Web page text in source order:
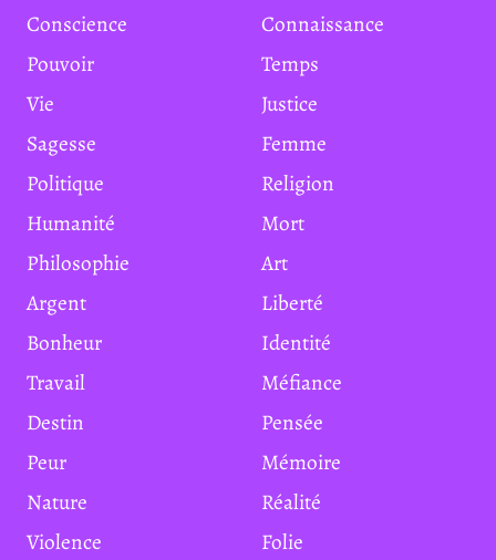
Conscience
Connaissance
Pouvoir
Temps
Vie
Justice
Sagesse
Femme
Politique
Religion
Humanité
Mort
Philosophie
Art
Argent
Liberté
Bonheur
Identité
Travail
Méfiance
Destin
Pensée
Peur
Mémoire
Nature
Réalité
Violence
Folie